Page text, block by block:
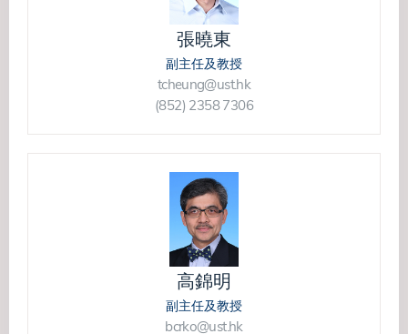
張曉東
副主任及教授
tcheung@ust.hk
(852) 2358 7306
高錦明
副主任及教授
bcrko@ust.hk